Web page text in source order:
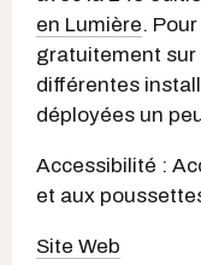
en Lumière.
gratuitement
différentes
déployées un
Accessibilité :
et aux
Site Web